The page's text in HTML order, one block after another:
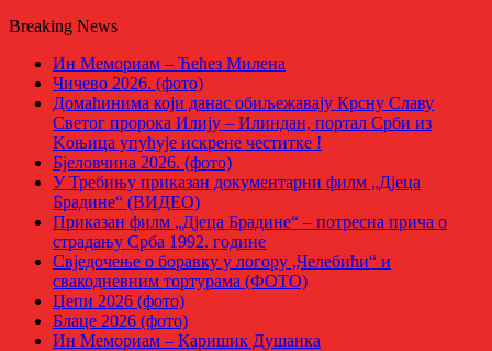
Breaking News
Ин Мемориам – Ћећез Милена
Чичево 2026. (фото)
Домаћинима који данас обиљежавају Крсну Славу
Светог пророка Илију – Илиндан, портал Срби из
Kоњица упућује искрене честитке !
Бјеловчина 2026. (фото)
У Требињу приказан документарни филм „Дјеца
Брадине“ (ВИДЕО)
Приказан филм „Дјеца Брадине“ – потресна прича о
страдању Срба 1992. године
Свједочење о боравку у логору „Челебићи“ и
свакодневним тортурама (ФОТО)
Џепи 2026 (фото)
Блаце 2026 (фото)
Ин Мемориам – Каришик Душанка